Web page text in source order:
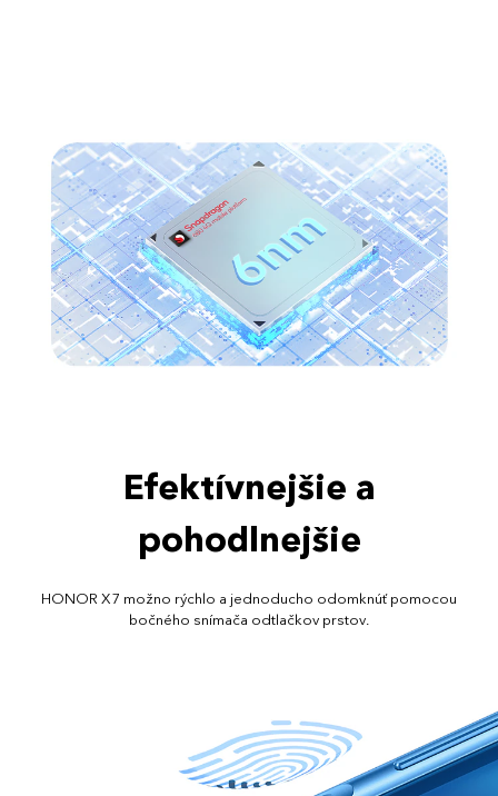
Efektívnejšie a
pohodlnejšie
HONOR X7 možno rýchlo a jednoducho odomknúť pomocou
bočného snímača odtlačkov prstov.